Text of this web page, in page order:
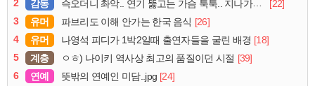
2
감동 슥오더니 촤악.. 연기 뚫고는 가슴 툭툭.. 지나가던 아재의 정체
[22]
3
유머 파브리도 이해 안가는 한국 음식 [26]
4
유머 나영석 피디가 1박2일때 출연자들을 굴린 배경 [18]
5
계층 ㅇㅎ) 나이키 역사상 최고의 품질이던 시절 [39]
6
연예 뜻밖의 연예인 미담..jpg [24]